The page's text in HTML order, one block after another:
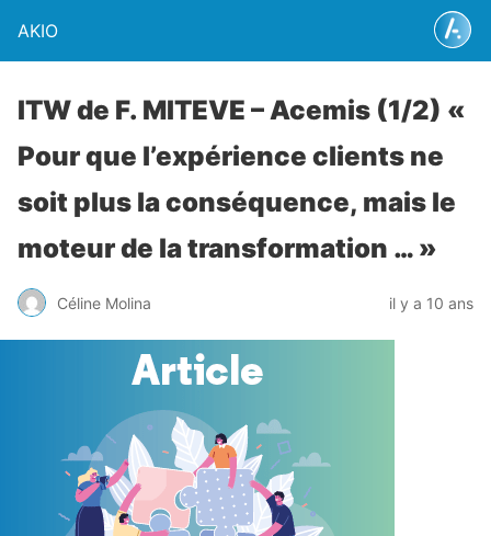
AKIO
ITW de F. MITEVE – Acemis (1/2) «
Pour que l’expérience clients ne
soit plus la conséquence, mais le
moteur de la transformation … »
Céline Molina il y a 10 ans